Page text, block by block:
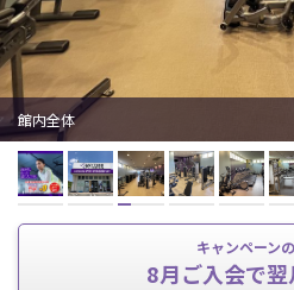
館内全体
キャンペーン
8月ご入会で翌